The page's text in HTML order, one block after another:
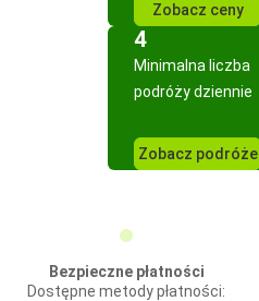
Zobacz ceny
4
Minimalna liczba
podróży dziennie
Zobacz podróże
Bezpieczne płatności
Dostępne metody płatności: